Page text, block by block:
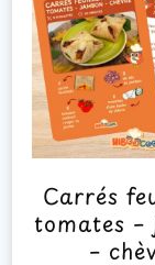
Carrés
tomates –
–